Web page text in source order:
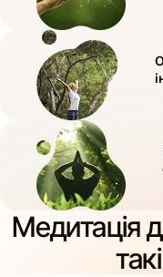
Медитація